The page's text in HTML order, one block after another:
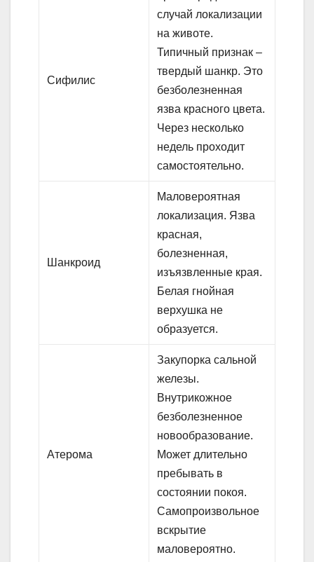
Сифилис
случай локализации
на животе.
Типичный признак –
твердый шанкр. Это
безболезненная
язва красного цвета.
Через несколько
недель проходит
самостоятельно.
Шанкроид
Маловероятная
локализация. Язва
красная,
болезненная,
изъязвленные края.
Белая гнойная
верхушка не
образуется.
Атерома
Закупорка сальной
железы.
Внутрикожное
безболезненное
новообразование.
Может длительно
пребывать в
состоянии покоя.
Самопроизвольное
вскрытие
маловероятно.